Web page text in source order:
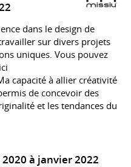
dans le design de
sur divers projets
uniques. Vous pouvez
capacité à allier créativité
de concevoir des
et les tendances du
à janvier 2022